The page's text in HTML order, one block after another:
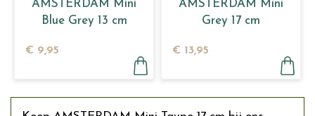
AMSTERDAM Mini
Blue Grey 13 cm
€ 9,95
AMSTERDAM Mini
Grey 17 cm
€ 13,95